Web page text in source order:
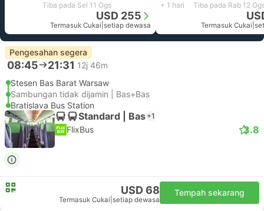
Tiba pada Sel 11 Ogs
USD 255
Termasuk Cukai setiap dewasa
+ 1 hari Tiba pada Rab 12
Termasuk Cukai
Pengesahan segera
08:45 21:31 12j 46m
Stesen Bas Barat Warsaw
Sambungan tidak dijamin | Bas+Bas
Bratislava Bus Station
Standard | Bas +1
FlixBus 3.8
USD 68
Termasuk Cukai setiap dewasa
Tempah sekarang